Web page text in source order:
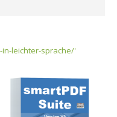
leichter-sprache/'